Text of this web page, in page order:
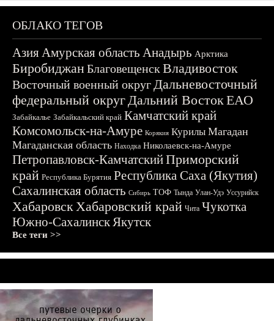
ОБЛАКО ТЕГОВ
АзияАмурская область Анадырь Арктика
БиробиджанБлаговещенскВладивосток
Восточный военный округДальневосточный
федеральный округДальний ВостокЕАО
Забайкалье Забайкальский край Камчатский край
Комсомольск-на-Амуре Корякия Курилы Магадан
Магаданская область Находка Николаевск-на-Амуре
Петропавловск-КамчатскийПриморский
край Республика Бурятия Республика Саха (Якутия)
Сахалинская область Сибирь ТОФ Тында Улан-Удэ Уссурийск
ХабаровскХабаровский край Чита Чукотка
Южно-СахалинскЯкутск
Все теги >>